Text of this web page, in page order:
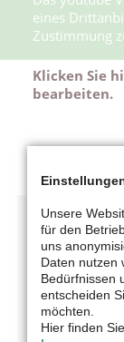
eines
Zustimmung
Klicken Sie
bearbeiten.
Unsere
für den
uns
Daten nutzen
Bedürfnissen
entscheiden
möchten.
Hier finden